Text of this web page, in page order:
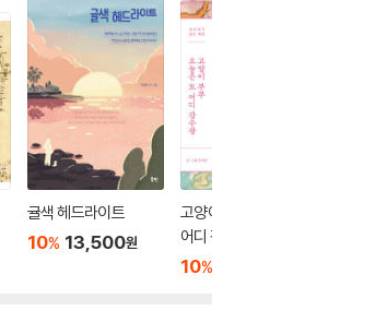
귤색 헤드라이트
10% 13,500원
고양이 부부 오늘은 또
어디 감수광
10%